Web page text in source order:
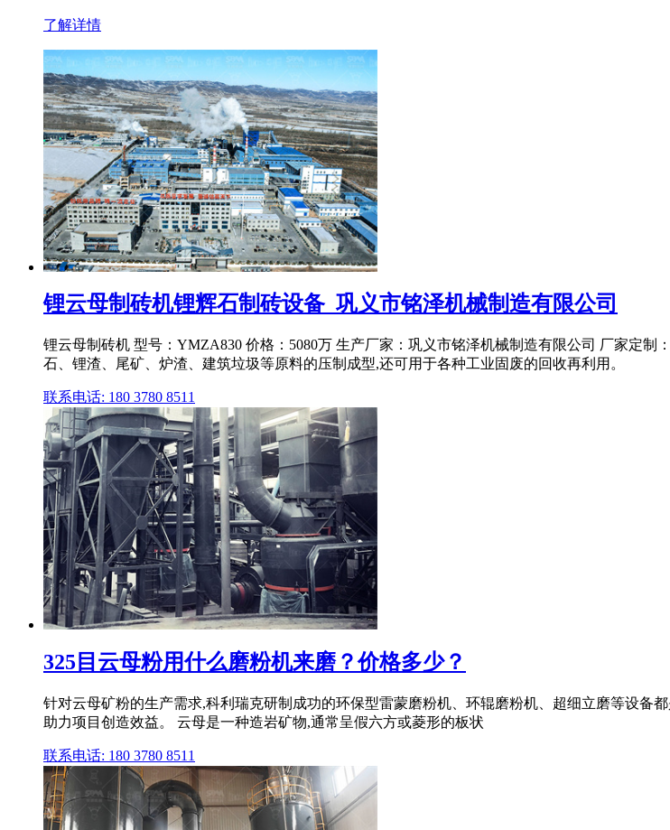
了解详情
锂云母制砖机锂辉石制砖设备_巩义市铭泽机械制造有限公司
锂云母制砖机 型号：YMZA830 价格：5080万 生产厂家：巩义市铭泽机械制造有限公司 厂家定
石、锂渣、尾矿、炉渣、建筑垃圾等原料的压制成型,还可用于各种工业固废的回收再利用。
联系电话: 180 3780 8511
325目云母粉用什么磨粉机来磨？价格多少？
针对云母矿粉的生产需求,科利瑞克研制成功的环保型雷蒙磨粉机、环辊磨粉机、超细立磨等设备
助力项目创造效益。 云母是一种造岩矿物,通常呈假六方或菱形的板状
联系电话: 180 3780 8511